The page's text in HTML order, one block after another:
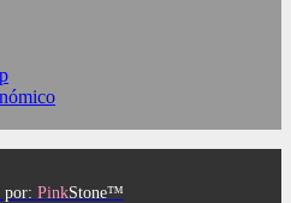
por: PinkStone™